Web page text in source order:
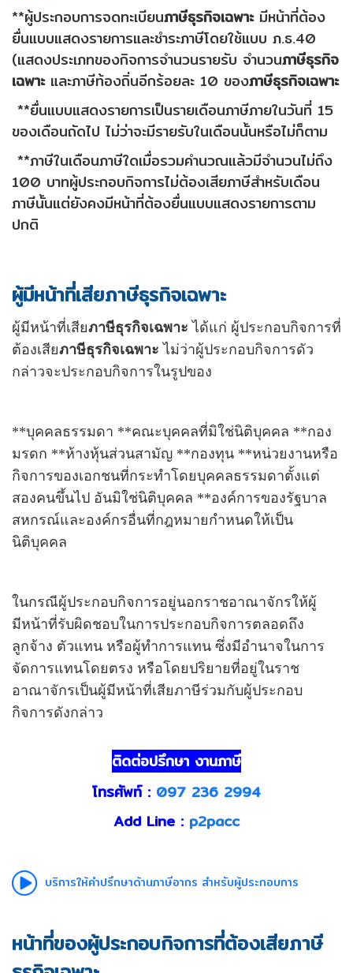
**ผู้ประกอบการจดทะเบียนภาษีธุรกิจเฉพาะมีหน้าที่ต้อง
ยื่นแบบแสดงรายการและชำระภาษีโดยใช้แบบ ภ.ธ.40
(แสดงประเภทของกิจการจำนวนรายรับ จำนวนภาษีธุรกิจ
เฉพาะ และภาษีท้องถิ่นอีกร้อยละ 10 ของภาษีธุรกิจเฉพาะ
**ยื่นแบบแสดงรายการเป็นรายเดือนภาษีภายในวันที่ 15
ของเดือนถัดไป ไม่ว่าจะมีรายรับในเดือนนั้นหรือไม่ก็ตาม
**ภาษีในเดือนภาษีใดเมื่อรวมคำนวณแล้วมีจำนวนไม่ถึง
100 บาทผู้ประกอบกิจการไม่ต้องเสียภาษีสำหรับเดือน
ภาษีนั้นแต่ยังคงมีหน้าที่ต้องยื่นแบบแสดงรายการตาม
ปกติ
ผู้มีหน้าที่เสียภาษีธุรกิจเฉพาะ
ผู้มีหน้าที่เสียภาษีธุรกิจเฉพาะ ได้แก่ ผู้ประกอบกิจการที่
ต้องเสียภาษีธุรกิจเฉพาะ ไม่ว่าผู้ประกอบกิจการดัว
กล่าวจะประกอบกิจการในรูปของ
**บุคคลธรรมดา **คณะบุคคลที่มิใช่นิติบุคคล **กอง
มรดก **ห้างหุ้นส่วนสามัญ **กองทุน **หน่วยงานหรือ
กิจการของเอกชนที่กระทำโดยบุคคลธรรมดาตั้งแต่
สองคนขึ้นไป อันมิใช่นิติบุคคล **องค์การของรัฐบาล
สหกรณ์และองค์กรอื่นที่กฎหมายกำหนดให้เป็น
นิติบุคคล
ในกรณีผู้ประกอบกิจการอยู่นอกราชอาณาจักรให้ผู้
มีหน้าที่รับผิดชอบในการประกอบกิจการตลอดถึง
ลูกจ้าง ตัวแทน หรือผู้ทำการแทน ซึ่งมีอำนาจในการ
จัดการแทนโดยตรง หรือโดยปริยายที่อยู่ในราช
อาณาจักรเป็นผู้มีหน้าที่เสียภาษีร่วมกับผู้ประกอบ
กิจการดังกล่าว
ติดต่อปรึกษา งานภาษี
โทรศัพท์ : 097 236 2994
Add Line : p2pacc
บริการให้คำปรึกษาด้านภาษีอากร สำหรับผู้ประกอบการ
หน้าที่ของผู้ประกอบกิจการที่ต้องเสียภาษี